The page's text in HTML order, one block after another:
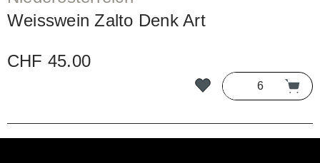
Weisswein Zalto Denk Art
CHF 45.00